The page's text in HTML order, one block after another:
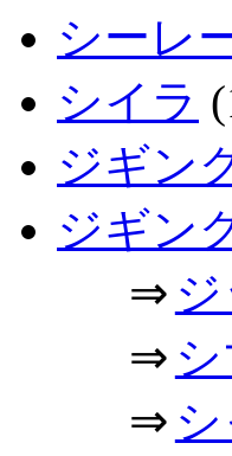
シーレ
シイラ
ジギン
ジギン
⇒
⇒
⇒